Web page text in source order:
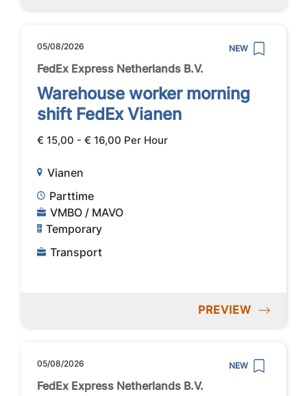
05/08/2026 NEW
FedEx Express Netherlands B.V.
Warehouse worker morning
shift FedEx Vianen
€ 15,00 - € 16,00 Per Hour
Vianen
Parttime
VMBO / MAVO
Temporary
Transport
PREVIEW
05/08/2026 NEW
FedEx Express Netherlands B.V.